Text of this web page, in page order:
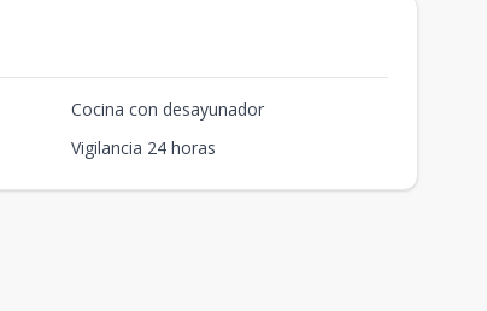
Cocina con desayunador
Vigilancia 24 horas